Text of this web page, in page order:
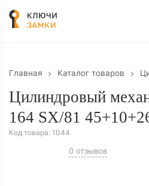
Главная Каталог товаров
Цилиндровый
164 SX/81
Код товара: 1044
0 отзывов